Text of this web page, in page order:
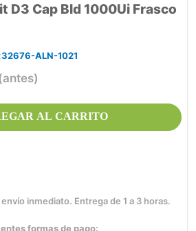
D3 Cap Bld 1000Ui Frasco
32676-ALN-1021
AL CARRITO
inmediato. Entrega de 1 a 3 horas.
formas de pago: